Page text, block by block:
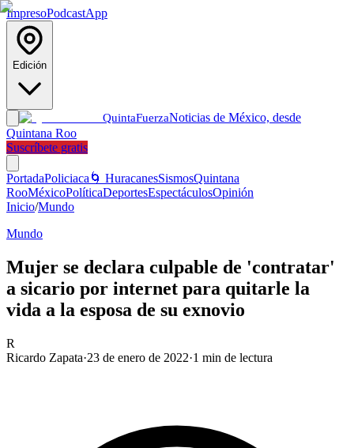
ImpresoPodcastApp
Edición
QuintaFuerzaNoticias de México, desde
Quintana Roo
Suscríbete gratis
PortadaPoliciaca 🌀 HuracanesSismosQuintana
RooMéxicoPolíticaDeportesEspectáculosOpinión
Inicio/Mundo
Mundo
Mujer se declara culpable de 'contratar'
a sicario por internet para quitarle la
vida a la esposa de su exnovio
R
Ricardo Zapata·23 de enero de 2022·1 min de lectura